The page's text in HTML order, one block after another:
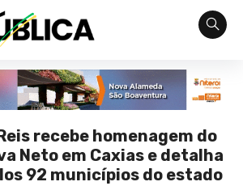
recebe homenagem do
Neto em Caxias e detalha
92 municípios do estado